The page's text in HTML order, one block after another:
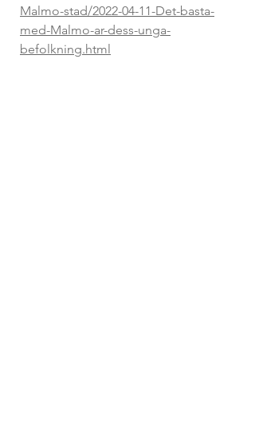
Malmo-stad/2022-04-11-Det-basta-
med-Malmo-ar-dess-unga-
befolkning.html